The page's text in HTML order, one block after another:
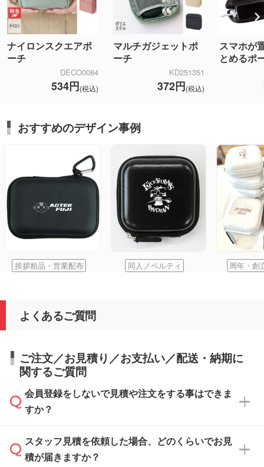
ナイロンスクエアポ
ーチ
DECO0084
534円(税込)
マルチガジェットポ
ーチ
KD251351
372円(税込)
スマホが
とめるポ
おすすめのデザイン事例
挨拶粗品・営業配布 同人ノベルティ 周年・創
よくあるご質問
ご注文／お見積り／お支払い／配送・納期に
関するご質問
会員登録をしないで見積や注文をする事はできま
すか？
可能です。見積・注文フォームにて『ゲストの
まま進む』ボタンからお進みのうえ、ご依頼く
スタッフ見積を依頼した場合、どのくらいでお見
積が届きますか？